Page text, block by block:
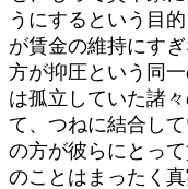
うにするという目
が賃金の維持にす
方が抑圧という同
は孤立していた諸
て、つねに結合し
の方が彼らにとっ
のことはまったく